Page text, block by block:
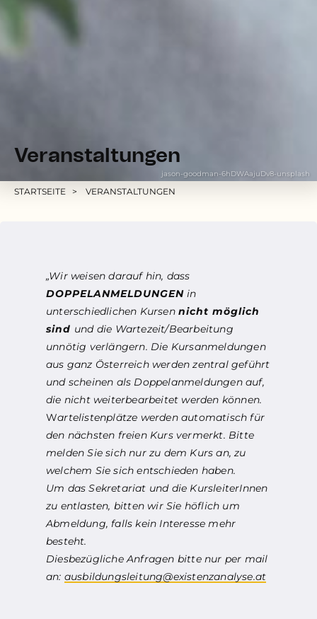
jason-goodman-6hDWAajuDv8-unsplash
Veranstaltungen
STARTSEITE VERANSTALTUNGEN
„Wir weisen darauf hin, dass
DOPPELANMELDUNGEN in
unterschiedlichen Kursen nicht möglich
sind und die Wartezeit/Bearbeitung
unnötig verlängern. Die Kursanmeldungen
aus ganz Österreich werden zentral geführt
und scheinen als Doppelanmeldungen auf,
die nicht weiterbearbeitet werden können.
Wartelistenplätze werden automatisch für
den nächsten freien Kurs vermerkt. Bitte
melden Sie sich nur zu dem Kurs an, zu
welchem Sie sich entschieden haben.
Um das Sekretariat und die KursleiterInnen
zu entlasten, bitten wir Sie höflich um
Abmeldung, falls kein Interesse mehr
besteht.
Diesbezügliche Anfragen bitte nur per mail
an: ausbildungsleitung@existenzanalyse.at